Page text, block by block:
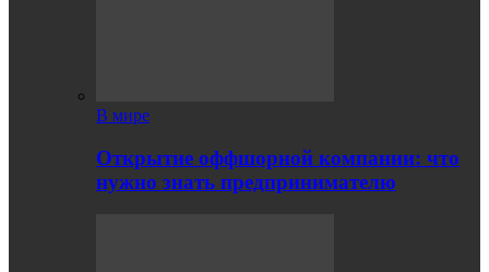
В мире
Открытие оффшорной компании: что
нужно знать предпринимателю